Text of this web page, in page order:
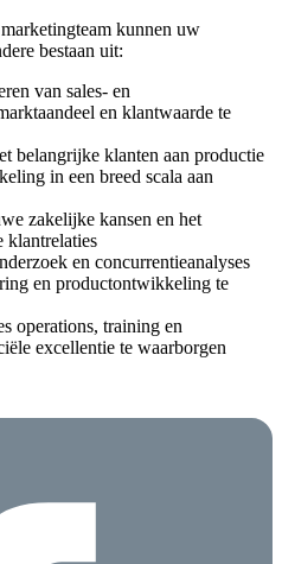
kunnen uw
bestaan uit:
van sales- en
en klantwaarde te
belangrijke klanten aan productie
in een breed scala aan
zakelijke kansen en het
klantrelaties
en concurrentieanalyses
en productontwikkeling te
operations, training en
excellentie te waarborgen